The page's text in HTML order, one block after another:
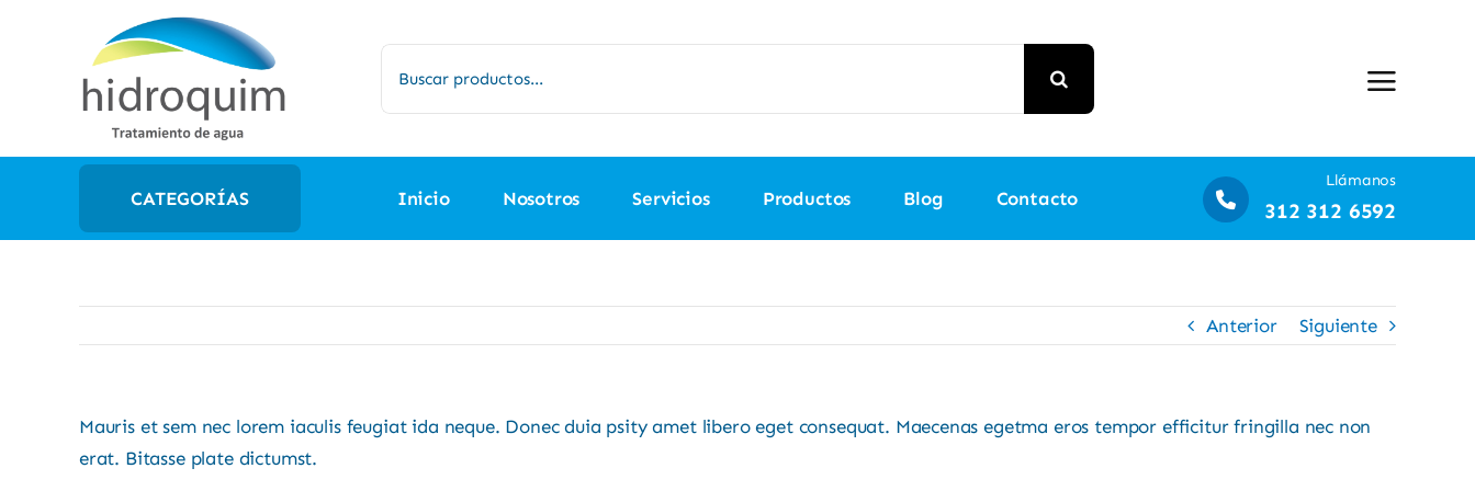
contenido
CATEGORÍAS Inicio Nosotros Servicios Productos Blog Contacto
Llámanos
312 312 6592
Anterior Siguiente
Mauris et sem nec lorem iaculis feugiat ida neque. Donec duia psity amet libero eget consequat. Maecenas egetma eros tempor efficitur fringilla nec non
erat. Bitasse plate dictumst.